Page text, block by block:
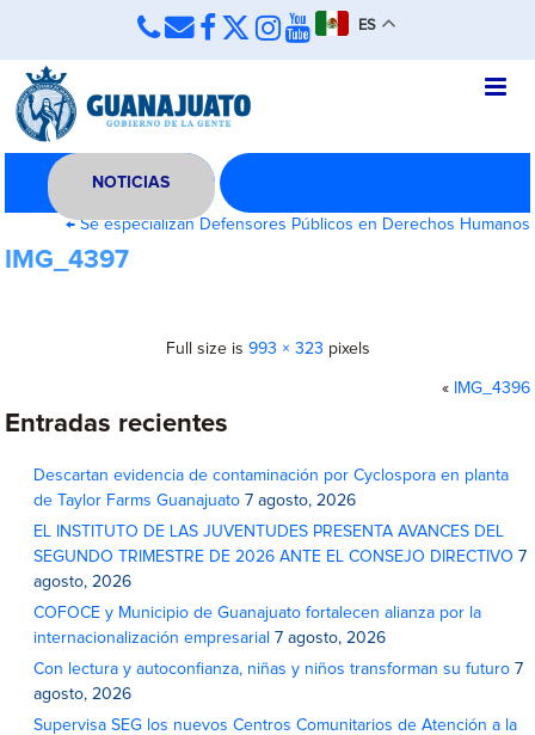
ES
NOTICIAS
←Se especializan Defensores Públicos en Derechos Humanos
IMG_4397
Full size is 993 × 323 pixels
« IMG_4396
Entradas recientes
Descartan evidencia de contaminación por Cyclospora en planta
de Taylor Farms Guanajuato 7 agosto, 2026
EL INSTITUTO DE LAS JUVENTUDES PRESENTA AVANCES DEL
SEGUNDO TRIMESTRE DE 2026 ANTE EL CONSEJO DIRECTIVO 7
agosto, 2026
COFOCE y Municipio de Guanajuato fortalecen alianza por la
internacionalización empresarial 7 agosto, 2026
Con lectura y autoconfianza, niñas y niños transforman su futuro 7
agosto, 2026
Supervisa SEG los nuevos Centros Comunitarios de Atención a la